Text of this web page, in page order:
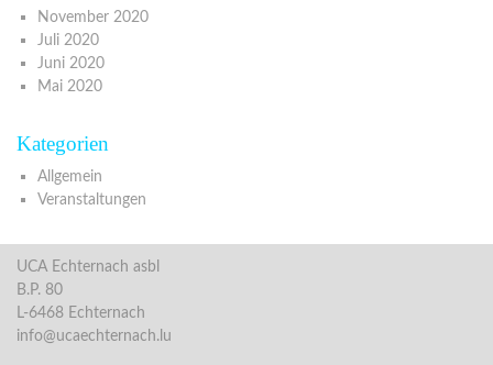
November 2020
Juli 2020
Juni 2020
Mai 2020
Kategorien
Allgemein
Veranstaltungen
UCA Echternach asbl
B.P. 80
L-6468 Echternach
info@ucaechternach.lu